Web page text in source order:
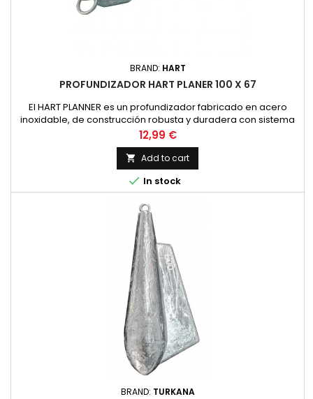
BRAND: HART
PROFUNDIZADOR HART PLANER 100 X 67
El HART PLANNER es un profundizador fabricado en acero
inoxidable, de construcción robusta y duradera con sistema
de inclinación ascendente tras la picada. Podremos
utilizarlos para trolling ligero, pesca de calamar a curricán
y/o pesca de altura
Price
12,99 €
 Add to cart
 In stock
BRAND: TURKANA